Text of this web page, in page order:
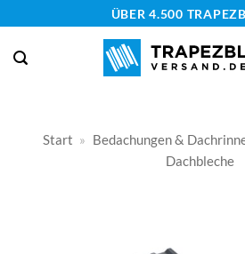
springen
ÜBER 4.500
Start » Bedachungen &
Dachbleche